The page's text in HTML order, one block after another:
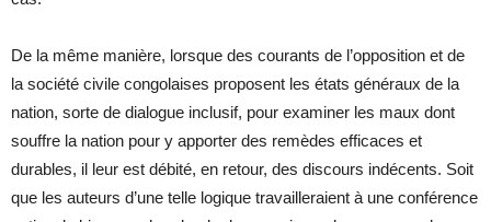
De la même manière, lorsque des courants de l’opposition et de
la société civile congolaises proposent les états généraux de la
nation, sorte de dialogue inclusif, pour examiner les maux dont
souffre la nation pour y apporter des remèdes efficaces et
durables, il leur est débité, en retour, des discours indécents. Soit
que les auteurs d’une telle logique travailleraient à une conférence